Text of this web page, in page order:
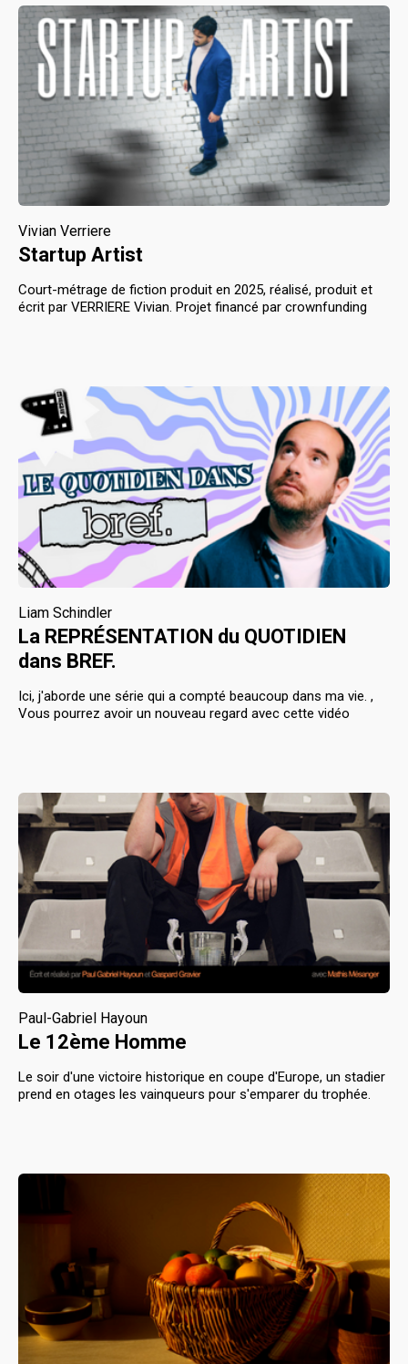
Vivian Verriere
Startup Artist
Court-métrage de fiction produit en 2025, réalisé, produit et
écrit par VERRIERE Vivian. Projet financé par crownfunding
Liam Schindler
La REPRÉSENTATION du QUOTIDIEN
dans BREF.
Ici, j'aborde une série qui a compté beaucoup dans ma vie. ,
Vous pourrez avoir un nouveau regard avec cette vidéo
Paul-Gabriel Hayoun
Le 12ème Homme
Le soir d'une victoire historique en coupe d'Europe, un stadier
prend en otages les vainqueurs pour s'emparer du trophée.